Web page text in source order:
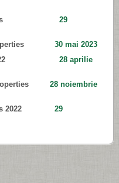
29
Properties 30 mai 2023
2022 28 aprilie
Properties 28 noiembrie
2022 29